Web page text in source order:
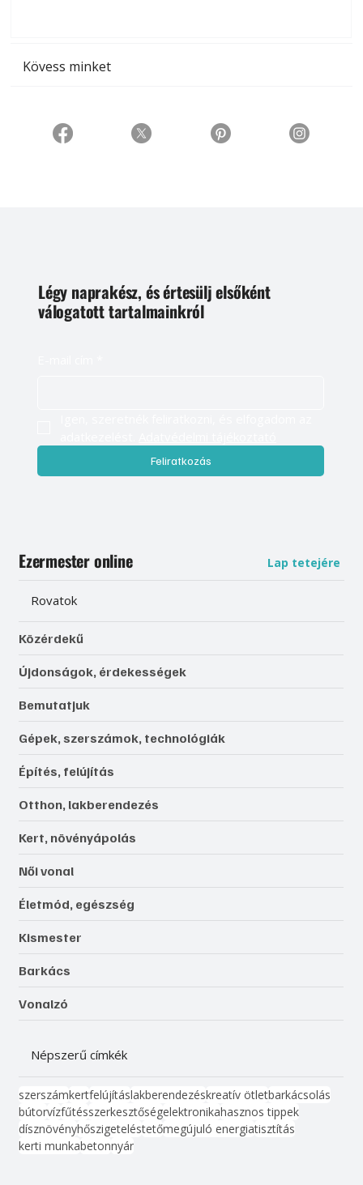
Kövess minket
Légy naprakész, és értesülj elsőként
válogatott tartalmainkról
Feliratkozás
Ezermester online Lap tetejére
Rovatok
Közérdekű
Újdonságok, érdekességek
Bemutatjuk
Gépek, szerszámok, technológiák
Építés, felújítás
Otthon, lakberendezés
Kert, növényápolás
Női vonal
Életmód, egészség
Kismester
Barkács
Vonalzó
Népszerű címkék
szerszámkertfelújításlakberendezéskreatív ötletbarkácsolás
bútorvízfűtésszerkesztőségelektronikahasznos tippek
dísznövényhőszigeteléstetőmegújuló energiatisztítás
kerti munkabetonnyár